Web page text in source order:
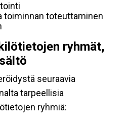
toiminnan toteuttaminen
ryhmät,
seuraavia
tarpeellisia
ryhmiä: